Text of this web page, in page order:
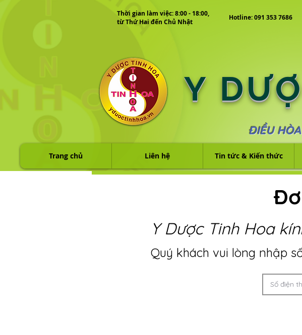
Thời gian làm việc: 8:00 - 18:00,
từ Thứ Hai đến Chủ Nhật
Hotline: 091 353 7686
Y
ĐIỀU
Trang chủ Liên hệ Tin tức & Kiến thức
Y Dược Tinh Hoa
Quý khách vui lòng nhập